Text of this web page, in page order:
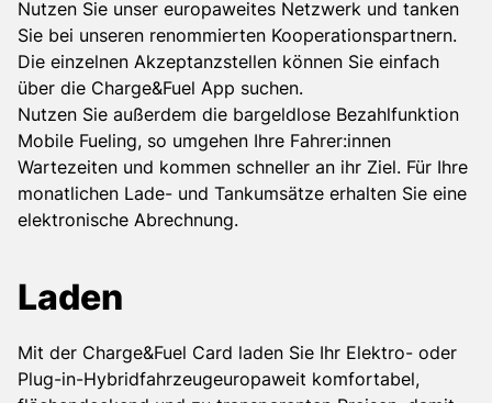
Nutzen Sie unser europaweites Netzwerk und tanken
Sie bei unseren renommierten Kooperationspartnern.
Die einzelnen Akzeptanzstellen können Sie einfach
über die Charge&Fuel App suchen.
Nutzen Sie außerdem die bargeldlose Bezahlfunktion
Mobile Fueling, so umgehen Ihre Fahrer:innen
Wartezeiten und kommen schneller an ihr Ziel. Für Ihre
monatlichen Lade- und Tankumsätze erhalten Sie eine
elektronische Abrechnung.
Laden
Mit der Charge&Fuel Card laden Sie Ihr Elektro- oder
Plug-in-Hybridfahrzeugeuropaweit komfortabel,